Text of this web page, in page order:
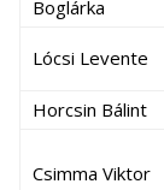
Boglárka
Lócsi Levente
Horcsin Bálint
Csimma Viktor